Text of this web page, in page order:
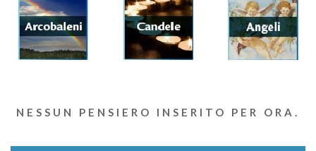
NESSUN PENSIERO INSERITO PER ORA.